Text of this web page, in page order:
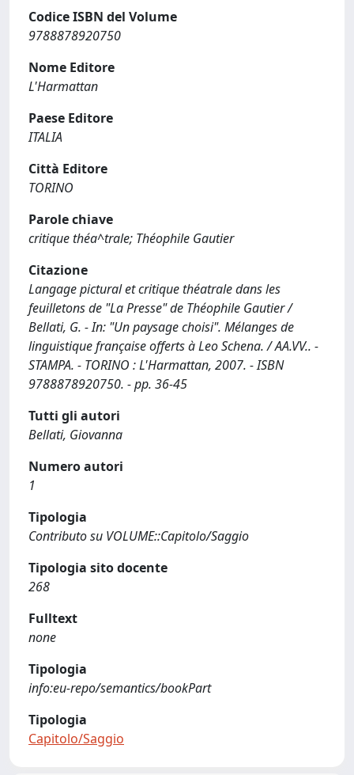
Codice ISBN del Volume
9788878920750
Nome Editore
L'Harmattan
Paese Editore
ITALIA
Città Editore
TORINO
Parole chiave
critique théa^trale; Théophile Gautier
Citazione
Langage pictural et critique théatrale dans les
feuilletons de "La Presse" de Théophile Gautier /
Bellati, G. - In: "Un paysage choisi". Mélanges de
linguistique française offerts à Leo Schena. / AA.VV.. -
STAMPA. - TORINO : L'Harmattan, 2007. - ISBN
9788878920750. - pp. 36-45
Tutti gli autori
Bellati, Giovanna
Numero autori
1
Tipologia
Contributo su VOLUME::Capitolo/Saggio
Tipologia sito docente
268
Fulltext
none
Tipologia
info:eu-repo/semantics/bookPart
Tipologia
Capitolo/Saggio